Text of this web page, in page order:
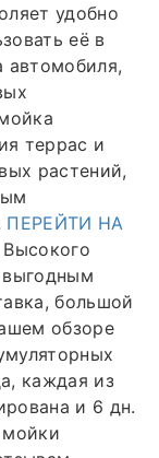
удобно
её в
автомобиля,
террас и
растений,
ПЕРЕЙТИ НА
выгодным
большой
обзоре
каждая из
и 6 дн.
мойки